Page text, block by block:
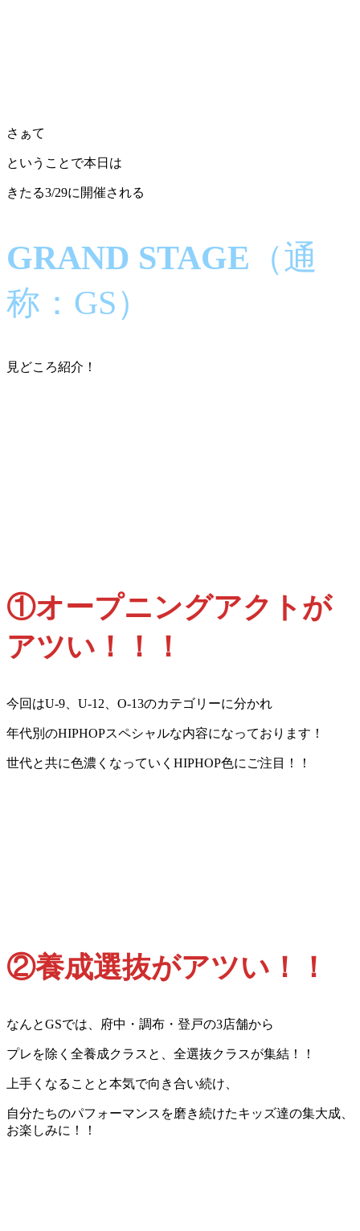
さぁて
ということで本日は
きたる3/29に開催される
GRAND STAGE （通
称：GS）
見どころ紹介！
①オープニングアクトが
アツい！！！
今回はU-9、U-12、O-13のカテゴリーに分かれ
年代別のHIPHOPスペシャルな内容になっております！
世代と共に色濃くなっていくHIPHOP色にご注目！！
②養成選抜がアツい！！
なんとGSでは、府中・調布・登戸の3店舗から
プレを除く全養成クラスと、全選抜クラスが集結！！
上手くなることと本気で向き合い続け、
自分たちのパフォーマンスを磨き続けたキッズ達の集大成、
お楽しみに！！